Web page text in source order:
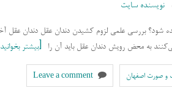
نویسنده سایت
به محض رویش دندان عقل باید آن را
بیشتر بخوانید
و صورت اصفهان Leave a comment